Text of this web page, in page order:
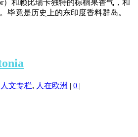
）和赖比瑞卡独特的棕榈果香气，和
毕竟是历史上的东印度香料群岛。
人文专栏, 人在欧洲 | 0 |